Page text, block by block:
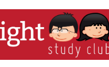
e
n
j
d